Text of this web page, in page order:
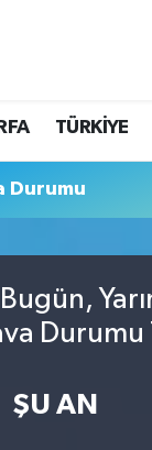
TÜRKİYE
Durumu
Durumu
ŞU AN
Durumu ve